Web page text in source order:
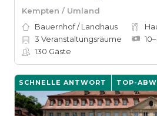
Kempten / Umland
Bauernhof / Landhaus
3 Veranstaltungsräume
130 Gäste
SCHNELLE ANTWORT TOP-